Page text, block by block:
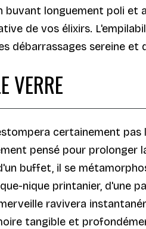
longuement poli et
de vos élixirs.
débarrassages sereine et
VERRE
certainement
pensé pour prolonger
buffet, il se
nique printanier, d'une
ravivera
tangible et